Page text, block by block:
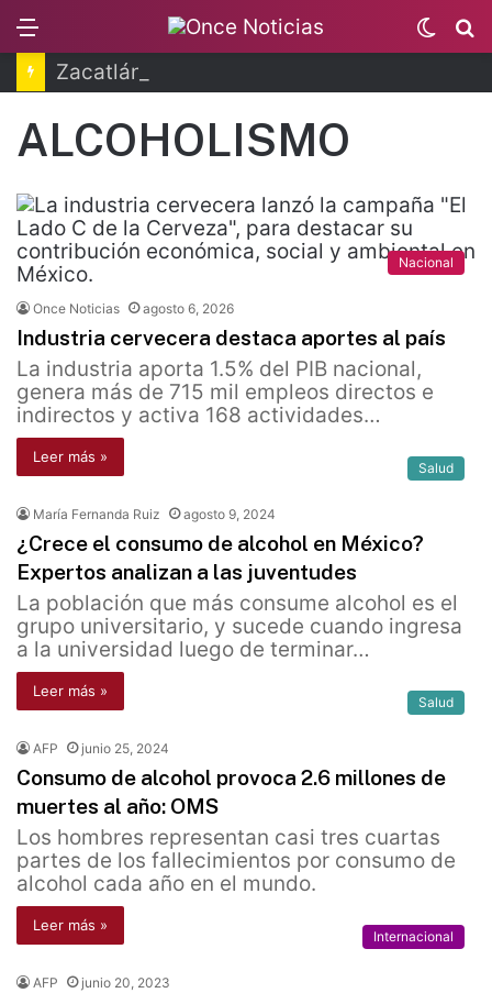
Switch
skin
ALCOHOLISMO
Nacional
Once Noticias agosto 6, 2026
Industria cervecera destaca aportes al país
La industria aporta 1.5% del PIB nacional,
genera más de 715 mil empleos directos e
indirectos y activa 168 actividades…
Leer más »
Salud
María Fernanda Ruiz agosto 9, 2024
¿Crece el consumo de alcohol en México?
Expertos analizan a las juventudes
La población que más consume alcohol es el
grupo universitario, y sucede cuando ingresa
a la universidad luego de terminar…
Leer más »
Salud
AFP junio 25, 2024
Consumo de alcohol provoca 2.6 millones de
muertes al año: OMS
Los hombres representan casi tres cuartas
partes de los fallecimientos por consumo de
alcohol cada año en el mundo.
Leer más »
Internacional
AFP junio 20, 2023